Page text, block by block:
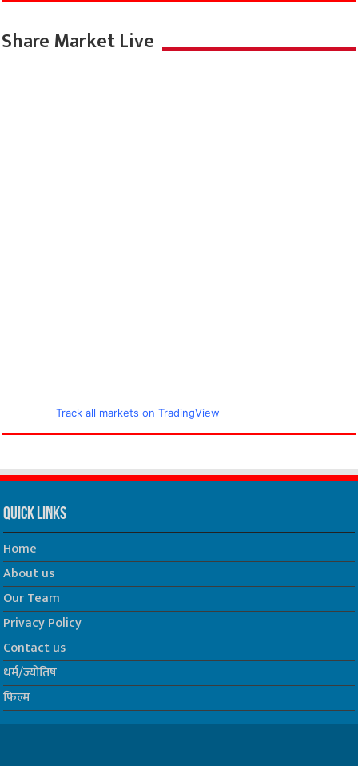
Share Market Live
Track all markets on TradingView
Quick Links
Home
About us
Our Team
Privacy Policy
Contact us
धर्म/ज्योतिष
फिल्म